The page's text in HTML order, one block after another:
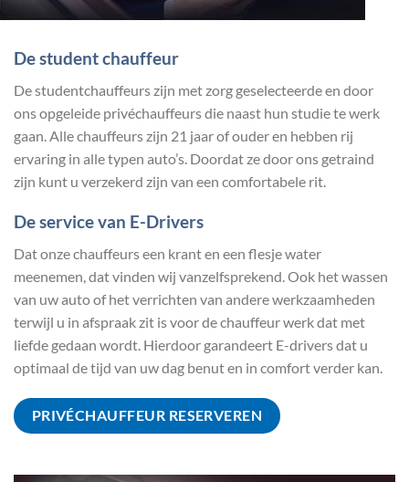
De student chauffeur
De studentchauffeurs zijn met zorg geselecteerde en door
ons opgeleide privéchauffeurs die naast hun studie te werk
gaan. Alle chauffeurs zijn 21 jaar of ouder en hebben rij
ervaring in alle typen auto’s. Doordat ze door ons getraind
zijn kunt u verzekerd zijn van een comfortabele rit.
De service van E-Drivers
Dat onze chauffeurs een krant en een flesje water
meenemen, dat vinden wij vanzelfsprekend. Ook het wassen
van uw auto of het verrichten van andere werkzaamheden
terwijl u in afspraak zit is voor de chauffeur werk dat met
liefde gedaan wordt. Hierdoor garandeert E-drivers dat u
optimaal de tijd van uw dag benut en in comfort verder kan.
PRIVÉCHAUFFEUR RESERVEREN